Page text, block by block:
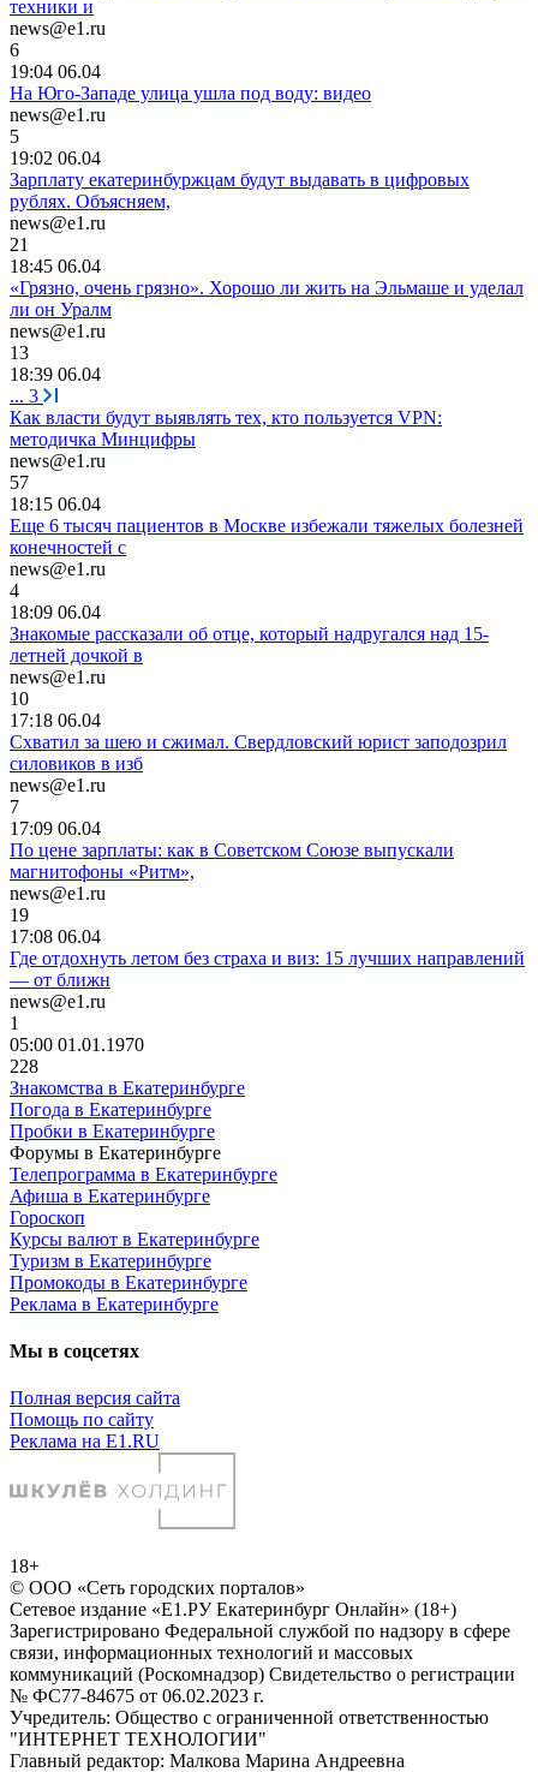
техники и
news@e1.ru
6
19:04 06.04
На Юго-Западе улица ушла под воду: видео
news@e1.ru
5
19:02 06.04
Зарплату екатеринбуржцам будут выдавать в цифровых
рублях. Объясняем,
news@e1.ru
21
18:45 06.04
«Грязно, очень грязно». Хорошо ли жить на Эльмаше и уделал
ли он Уралм
news@e1.ru
13
18:39 06.04
... 3
Как власти будут выявлять тех, кто пользуется VPN:
методичка Минцифры
news@e1.ru
57
18:15 06.04
Еще 6 тысяч пациентов в Москве избежали тяжелых болезней
конечностей с
news@e1.ru
4
18:09 06.04
Знакомые рассказали об отце, который надругался над 15-
летней дочкой в
news@e1.ru
10
17:18 06.04
Схватил за шею и сжимал. Свердловский юрист заподозрил
силовиков в изб
news@e1.ru
7
17:09 06.04
По цене зарплаты: как в Советском Союзе выпускали
магнитофоны «Ритм»,
news@e1.ru
19
17:08 06.04
Где отдохнуть летом без страха и виз: 15 лучших направлений
— от ближн
news@e1.ru
1
05:00 01.01.1970
228
Знакомства в Екатеринбурге
Погода в Екатеринбурге
Пробки в Екатеринбурге
Форумы в Екатеринбурге
Телепрограмма в Екатеринбурге
Афиша в Екатеринбурге
Гороскоп
Курсы валют в Екатеринбурге
Туризм в Екатеринбурге
Промокоды в Екатеринбурге
Реклама в Екатеринбурге
Мы в соцсетях
Полная версия сайта
Помощь по сайту
Реклама на E1.RU
18+
© ООО «Сеть городских порталов»
Сетевое издание «Е1.РУ Екатеринбург Онлайн» (18+)
Зарегистрировано Федеральной службой по надзору в сфере
связи, информационных технологий и массовых
коммуникаций (Роскомнадзор) Свидетельство о регистрации
№ ФС77-84675 от 06.02.2023 г.
Учредитель: Общество с ограниченной ответственностью
"ИНТЕРНЕТ ТЕХНОЛОГИИ"
Главный редактор: Малкова Марина Андреевна